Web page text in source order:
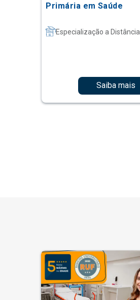
Primária em Saúde
Especialização a Distância
Saiba mais